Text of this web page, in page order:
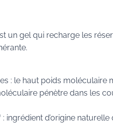
un gel qui recharge les
: le haut poids moléculaire
pénètre dans les
d’origine